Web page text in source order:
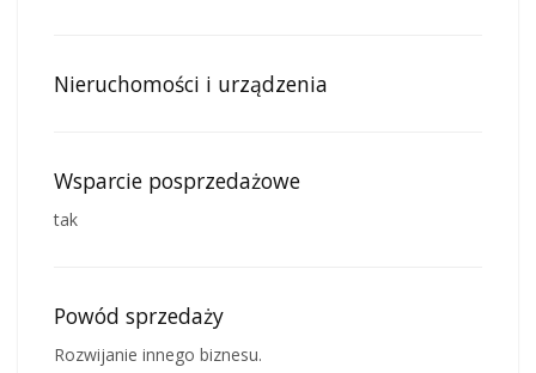
Nieruchomości i urządzenia
Wsparcie posprzedażowe
tak
Powód sprzedaży
Rozwijanie innego biznesu.